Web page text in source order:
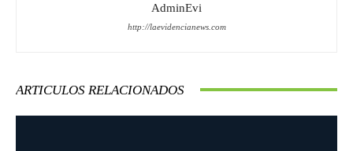
AdminEvi
http://laevidencianews.com
ARTICULOS RELACIONADOS